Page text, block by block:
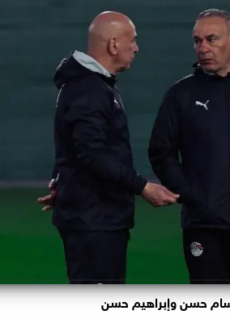
حسن وإبراهيم حسن